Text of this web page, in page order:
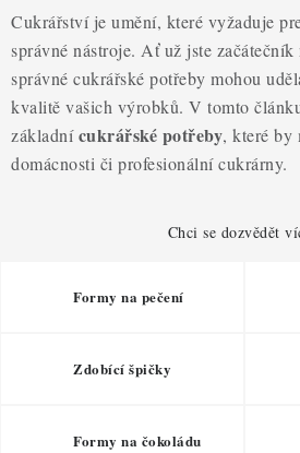
DEKORACE
PRO OSLAVY
DO KUCHYNĚ
DÁRKOVÉ POUKAZY
Cukrářství je umění, které vyžaduje
správné nástroje. Ať už jste
správné cukrářské potřeby mohou
kvalitě vašich výrobků. V tomto
základnícukrářské potřeby, které by
domácnosti či profesionální cukrárny.
Chci se dozvědět
Formy na pečení
Zdobící špičky
Formy na čokoládu